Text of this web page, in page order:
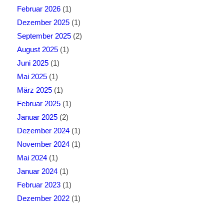
Februar 2026(1)
Dezember 2025(1)
September 2025(2)
August 2025(1)
Juni 2025(1)
Mai 2025(1)
März 2025(1)
Februar 2025(1)
Januar 2025(2)
Dezember 2024(1)
November 2024(1)
Mai 2024(1)
Januar 2024(1)
Februar 2023(1)
Dezember 2022(1)